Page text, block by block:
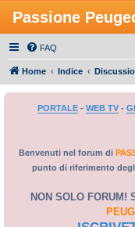
Passione
FAQ
Home Indice
PORTALE- WEB TV-
Benvenuti nel forum di
punto di riferimento
NON SOLO FORUM!